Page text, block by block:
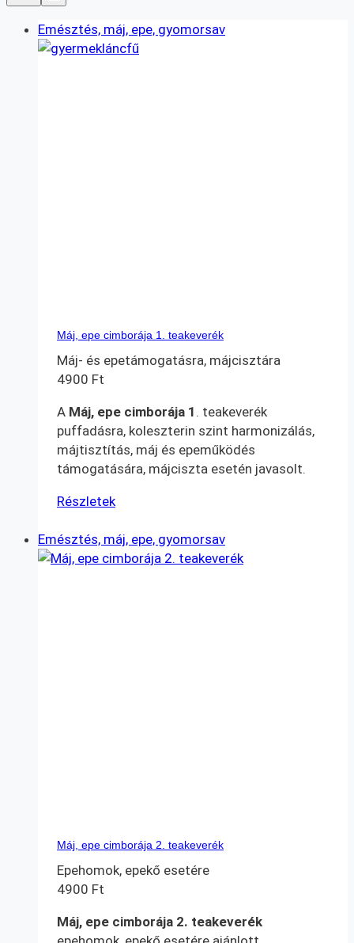
Emésztés, máj, epe, gyomorsav
Máj, epe cimborája 1. teakeverék
Máj- és epetámogatásra, májcisztára
4900 Ft
A Máj, epe cimborája 1 . teakeverék
puffadásra, koleszterin szint harmonizálás,
májtisztítás, máj és epeműködés
támogatására, májciszta esetén javasolt.
Részletek
Emésztés, máj, epe, gyomorsav
Máj, epe cimborája 2. teakeverék
Epehomok, epekő esetére
4900 Ft
Máj, epe cimborája 2. teakeverék